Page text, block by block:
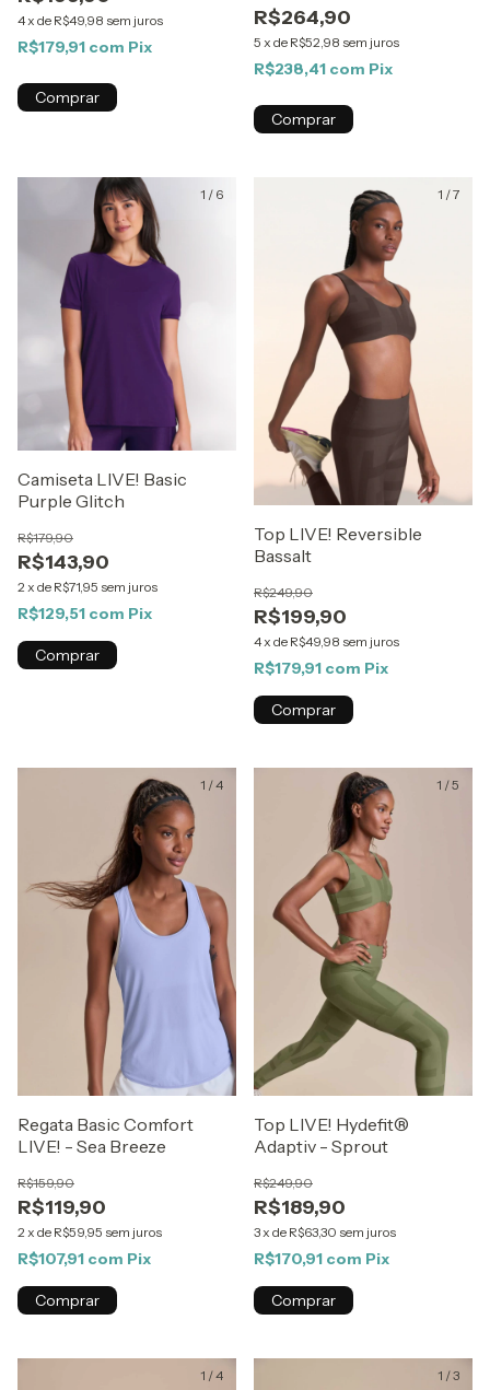
4x de R$49,98 sem juros
R$179,91 com Pix
Comprar
R$264,90
5 x de R$52,98 sem juros
R$238,41 com Pix
Comprar
1 / 6
Camiseta LIVE! Basic
Purple Glitch
R$143,90
R$179,90
2 x de R$71,95 sem juros
R$129,51 com Pix
Comprar
1 /7
Top LIVE! Reversible
Bassalt
R$199,90
R$249,90
4x de R$49,98 sem juros
R$179,91 com Pix
Comprar
1 /4
Regata Basic Comfort
LIVE! - Sea Breeze
R$119,90
R$159,90
2 x de R$59,95 sem juros
R$107,91 com Pix
Comprar
1 /5
Top LIVE! Hydefit®
Adaptiv - Sprout
R$189,90
R$249,90
3x de R$63,30 sem juros
R$170,91 com Pix
Comprar
1 /4 1 /3